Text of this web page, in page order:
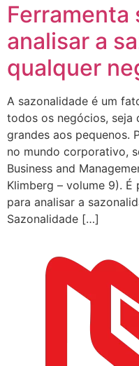
Ferramenta
analisar a
qualquer
A sazonalidade é um
todos os negócios, seja
grandes aos pequenos.
no mundo corporativo,
Business and
Klimberg – volume 9). É
para analisar a
Sazonalidade […]